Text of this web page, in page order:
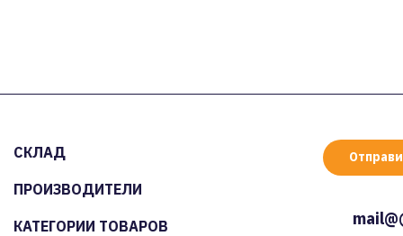
СКЛАД
ПРОИЗВОДИТЕЛИ
КАТЕГОРИИ ТОВАРОВ